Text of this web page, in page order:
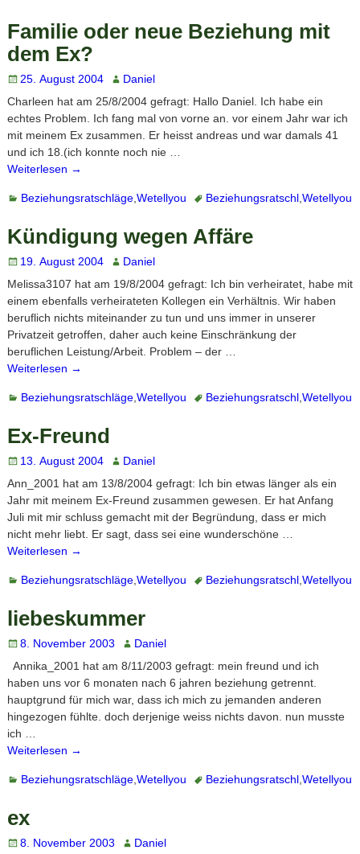
Familie oder neue Beziehung mit
dem Ex?
25. August 2004
Daniel
Charleen hat am 25/8/2004 gefragt: Hallo Daniel. Ich habe ein
echtes Problem. Ich fang mal von vorne an. vor einem Jahr war ich
mit meinem Ex zusammen. Er heisst andreas und war damals 41
und ich 18.(ich konnte noch nie
Weiterlesen →
Beziehungsratschläge ,Wetellyou Beziehungsratschl ,Wetellyou
Kündigung wegen Affäre
19. August 2004
Daniel
Melissa3107 hat am 19/8/2004 gefragt: Ich bin verheiratet, habe mit
einem ebenfalls verheirateten Kollegen ein Verhältnis. Wir haben
beruflich nichts miteinander zu tun und uns immer in unserer
Privatzeit getroffen, daher auch keine Einschränkung der
beruflichen Leistung/Arbeit. Problem – der
Weiterlesen →
Beziehungsratschläge ,Wetellyou Beziehungsratschl ,Wetellyou
Ex-Freund
13. August 2004
Daniel
Ann_2001 hat am 13/8/2004 gefragt: Ich bin etwas länger als ein
Jahr mit meinem Ex-Freund zusammen gewesen. Er hat Anfang
Juli mit mir schluss gemacht mit der Begründung, dass er mich
nicht mehr liebt. Er sagt, dass sei eine wunderschöne
Weiterlesen →
Beziehungsratschläge ,Wetellyou Beziehungsratschl ,Wetellyou
liebeskummer
8. November 2003
Daniel
Annika_2001 hat am 8/11/2003 gefragt: mein freund und ich
haben uns vor 6 monaten nach 6 jahren beziehung getrennt.
hauptgrund für mich war, dass ich mich zu jemanden anderen
hingezogen fühlte. doch derjenige weiss nichts davon. nun musste
ich
Weiterlesen →
Beziehungsratschläge ,Wetellyou Beziehungsratschl ,Wetellyou
ex
8. November 2003
Daniel